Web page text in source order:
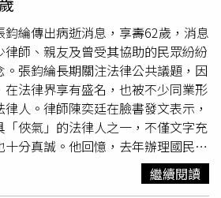
們？」此外，林女父母在法庭上表
，不僅提醒女兒不得從事危險行
、配合家庭訪問、關心交友情況，
搜，生活受到極大影響。對此，楊
所為，更質疑若家長真的長期關心
常等警訊，是否真的毫無察覺？若
不會發生。楊爸爸最後表示，無論
法換回兒子的生命。他一路堅持至
，而是希望透過楊承勳的事件，推動
、完善校園安全及高關懷學生輔導
到飯店穿，抵達飯店後對學姊說想
感到極為不妥而婉拒，之後也非常
學姊待在一起不敢分開。台大性平
仍未離開系館，兩名女研究生恐懼
只能選擇迴避，甲女情緒崩潰、放
出要求更換指導教授，可見停聘無
解聘的必要。徐世勳不滿台大決議
願被駁回之後，向台北高等行政法
協議，甲女撤回民事
訴訟及刑事告
必要有審酌餘地，解聘將使他無法
綸傳出病逝消息，享壽62歲，消息
師、親友及曾受其協助的民眾紛紛
張鈞綸長期關注法律公共議題，因
法律界享有盛名，也被不少同業形
人。律師陳奕廷在臉書發文表示，
俠氣」的法律人之一，不僅文字充
分真誠。他回憶，去年辦理國民法
在法庭旁聽席交流辯護經驗，之後也
官制度的觀察，未料再次得知消息已
繼續閱讀